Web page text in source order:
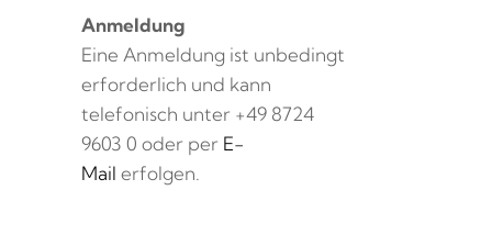
Anmeldung
Eine Anmeldung ist unbedingt
erforderlich und kann
telefonisch unter +49 8724
9603 0 oder per E-
Mail erfolgen.